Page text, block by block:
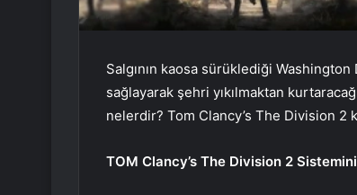
Salgının kaosa sürüklediği
sağlayarak şehri yıkılmaktan
nelerdir? Tom Clancy’s The Division 2
TOM Clancy’s The Division 2